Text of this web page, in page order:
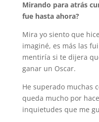
Mirando para atrás
fue hasta ahora?
Mira yo siento que
imaginé, es más las
mentiría si te dijera
ganar un Oscar.
He superado muchas
queda mucho por
inquietudes que me